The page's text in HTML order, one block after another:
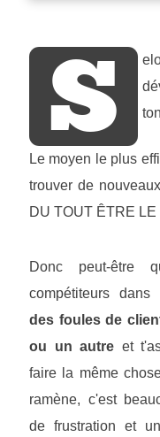
S
Le moyen le plus
trouver de
DU TOUT ÊTRE LE
Donc peut-être
compétiteurs
des foules de
ou un autre et
faire la même
ramène, c'est
de frustration et